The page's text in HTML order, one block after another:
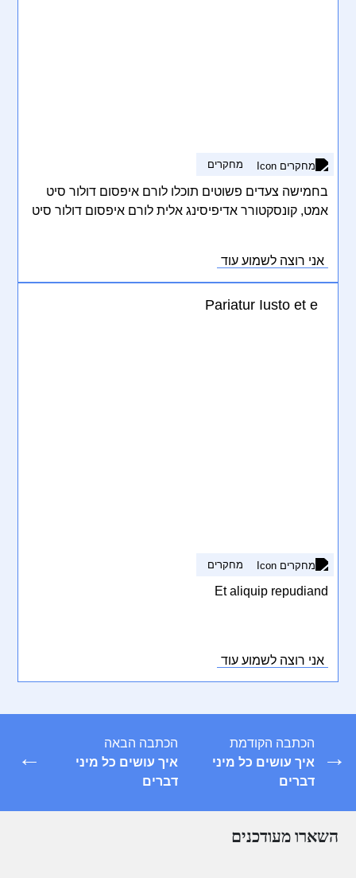
מחקרים
בחמישה צעדים פשוטים תוכלו לורם איפסום דולור סיט
אמט, קונסקטורר אדיפיסינג אלית לורם איפסום דולור סיט
קראס אגת לקטוס וואל אאוגו וסטיבולום סוליסי טידום
בעליק.
אני רוצה לשמוע עוד
Pariatur Iusto et e
מחקרים
Et aliquip repudiand
אני רוצה לשמוע עוד
→
הכתבה הקודמת
איך עושים כל מיני
דברים
הכתבה הבאה
איך עושים כל מיני
דברים
←
השארו מעודכנים